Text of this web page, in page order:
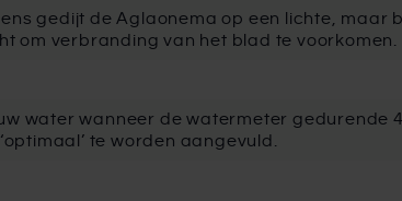
gedijt de Aglaonema op een lichte,
om verbranding van het blad te voorkomen.
water wanneer de watermeter gedurende
te worden aangevuld.